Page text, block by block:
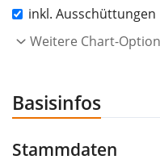
inkl. Ausschüttungen
Weitere Chart-
Basisinfos
Stammdaten